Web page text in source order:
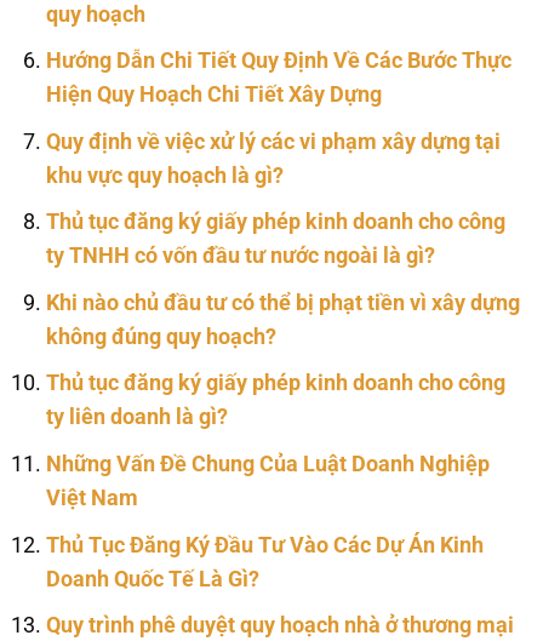
quy hoạch
Hướng Dẫn Chi Tiết Quy Định Về Các Bước Thực
Hiện Quy Hoạch Chi Tiết Xây Dựng
Quy định về việc xử lý các vi phạm xây dựng tại
khu vực quy hoạch là gì?
Thủ tục đăng ký giấy phép kinh doanh cho công
ty TNHH có vốn đầu tư nước ngoài là gì?
Khi nào chủ đầu tư có thể bị phạt tiền vì xây dựng
không đúng quy hoạch?
Thủ tục đăng ký giấy phép kinh doanh cho công
ty liên doanh là gì?
Những Vấn Đề Chung Của Luật Doanh Nghiệp
Việt Nam
Thủ Tục Đăng Ký Đầu Tư Vào Các Dự Án Kinh
Doanh Quốc Tế Là Gì?
Quy trình phê duyệt quy hoạch nhà ở thương mại